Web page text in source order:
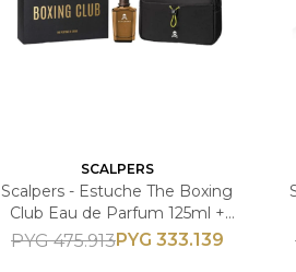
SCALPERS
Scalpers - Estuche The Boxing
Club Eau de Parfum 125ml +
Neceser - Masculino
PYG 333.139
PYG 475.913